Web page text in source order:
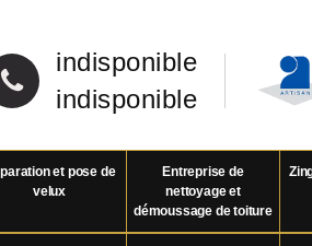
indisponible
indisponible
et pose de
velux
Entreprise de
nettoyage et
démoussage de toiture